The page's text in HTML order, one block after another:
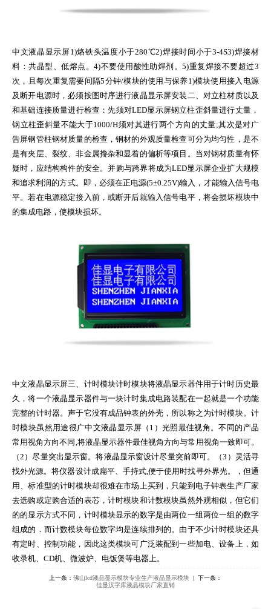
中文液晶显示屏1)烙铁头温度小于280℃2)焊接时间小于3-4S3)焊接材
料：共晶型、低熔点。4)不要使用酸性助焊剂。5)重复焊接不要超过3
次，且每次重复需要间隔5分钟/模块的使用与保养1)模块使用接入电源
及断开电源时，必须按图时序进行液晶显示屏安装二、对立柱材质以及
和基础连接质量进行检查：先须对LED显示屏钢立柱歪斜量进行丈量，
钢立柱歪斜量不能大于1000/H须对其进行两个方向的丈量;其次是对广
告屏钢管柱钢材质量的检查，钢材的外观质量检查可分为均匀性，是不
是有夹层、裂纹、非金属搀杂和显着的偏析等项目。当对钢材质量有怀
疑时，应结构构件的安全。并购与跨界将成为LED显示屏企业扩大规模
和追求利润的方式。即，必须在正电源(5±0.25V)输入，才能输入信号电
平。若在电源稳定接入前，或断开后就输入信号电平，将会损坏模块中
的集成电路，使模块损坏。
中文液晶显示屏三、计时模块计时模块将液晶显示器件用于计时历史最
久，将一个液晶显示器件与一块计时集成电路装配在一起就是一个功能
完整的计时器。声于它没有成品钟表的外壳，所以称之为计时模块。计
时模块虽然用途很广中文液晶显示屏（1）光照最佳视角。不同的产品
常用视角方向不同,将液晶显示器件最佳视角方向与常用视角一致即可。
（2）尽量突出显示窗。将液晶显示窗设计尽量突前即可。（3）灵活寻
找外光源。将仪器设计成扁平、手持式,便于使用时找寻外界光。，但通
用、标准型的计时模块却很难在市场上买到，只能到电子钟表生产厂家
去选购或定购合适的表芯，计时模块和计数模块虽然外观相似，但它们
的的显示方式不同，计时模块显示的数字是由两位一组两位一组的数字
组成的．而计数模块每位数字均是连续排列的。由于不少计时模块还具
有定时、控制功能，因此这类模块可广泛装配到一些加电、设备上，如
收录机、CD机、微波炉、电饭煲等电器上。
上一条： 佛山lcd液晶显示模块专业生产液晶显示模块 | 下一条：
佳显汉字库液晶模块厂家直销